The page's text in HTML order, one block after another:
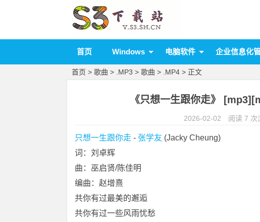
首页 Windows 电脑软件 企业信息化
首页 > 歌曲 > .MP3 > 歌曲 > .MP4 > 正文
《只想一生跟你走》
2026-02-02 阅读 7 次
只想一生跟你走 - 张学友 (Jacky Cheung)
词：刘卓辉
曲：巫启贤/陈佳明
编曲：赵增熹
共你有过最美的邂逅
共你有过一些风雨忧愁